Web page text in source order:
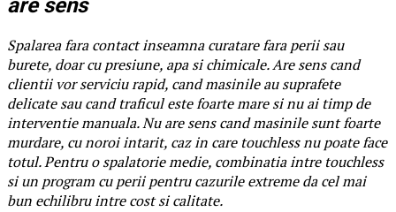
are sens
Spalarea fara contact inseamna curatare fara perii sau
burete, doar cu presiune, apa si chimicale. Are sens cand
clientii vor serviciu rapid, cand masinile au suprafete
delicate sau cand traficul este foarte mare si nu ai timp de
interventie manuala. Nu are sens cand masinile sunt foarte
murdare, cu noroi intarit, caz in care touchless nu poate face
totul. Pentru o spalatorie medie, combinatia intre touchless
si un program cu perii pentru cazurile extreme da cel mai
bun echilibru intre cost si calitate.